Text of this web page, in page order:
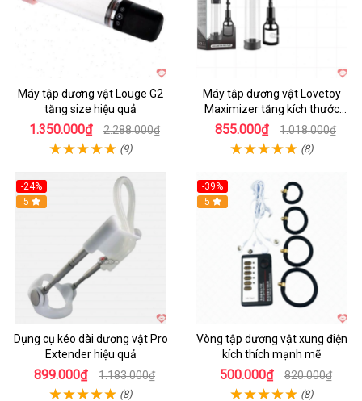
Máy tập dương vật Louge G2
tăng size hiệu quả
1.350.000₫ 2.288.000₫
(9)
Máy tập dương vật Lovetoy
Maximizer tăng kích thước
nhanh
855.000₫ 1.018.000₫
(8)
-24%
Hot
5
Dụng cụ kéo dài dương vật Pro
Extender hiệu quả
899.000₫ 1.183.000₫
(8)
-39%
Hot
5
Vòng tập dương vật xung điện
kích thích mạnh mẽ
500.000₫ 820.000₫
(8)